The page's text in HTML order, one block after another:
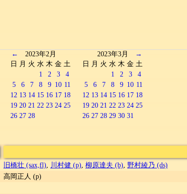
← 2023年2月
日 月 火 水 木 金 土
1
2 3
4
5
6 7 8 9 10 11
12 13 14 15 16 17 18
19 20 21 22 23 24 25
26 27 28
2023年3月
→
日 月 火 水 木 金 土
1
2 3
4
5
6 7 8 9 10 11
12 13 14 15 16 17 18
19 20 21 22 23 24 25
26 27 28 29 30 31
旧橋壮 (sax,fl) 川村健 (p) 柳原達夫 (b)
野村綾乃 (ds)
高岡正人 (p)